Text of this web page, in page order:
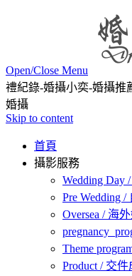
Open/Close Menu
禮紀錄-婚攝小奕-婚攝推
婚攝
Skip to content
首頁
攝影服務
Wedding Day
Pre Wedding
Oversea / 海
Theme
Product / 交件